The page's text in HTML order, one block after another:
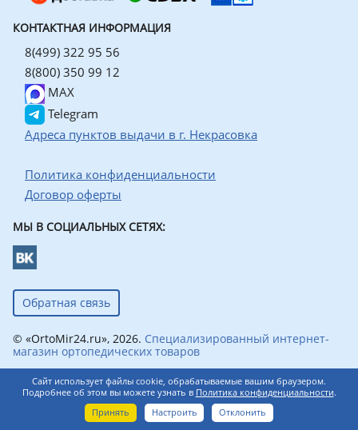
КОНТАКТНАЯ ИНФОРМАЦИЯ
8(499) 322 95 56
8(800) 350 99 12
MAX
Telegram
Адреса пунктов выдачи в г. Некрасовка
Политика конфиденциальности
Договор оферты
МЫ В СОЦИАЛЬНЫХ СЕТЯХ:
Обратная связь
© «OrtoMir24.ru», 2026. Специализированный интернет-
магазин ортопедических товаров
Сайт использует файлы cookie, обрабатываемые вашим браузером.
Подробнее об этом вы можете узнать в Политика конфиденциальности.
Принять
Настроить Отклонить
Каталог
0
Корзина